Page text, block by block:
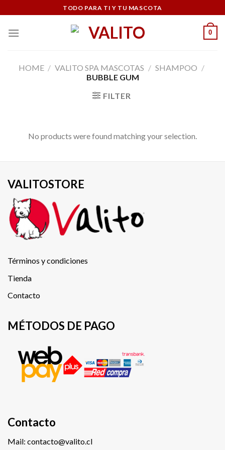
to
content
TODO PARA TI Y TU MASCOTA
0
HOME / VALITO SPA MASCOTAS / SHAMPOO /
BUBBLE GUM
FILTER
No products were found matching your selection.
VALITOSTORE
Términos y condiciones
Tienda
Contacto
MÉTODOS DE PAGO
Contacto
Mail: contacto@valito.cl